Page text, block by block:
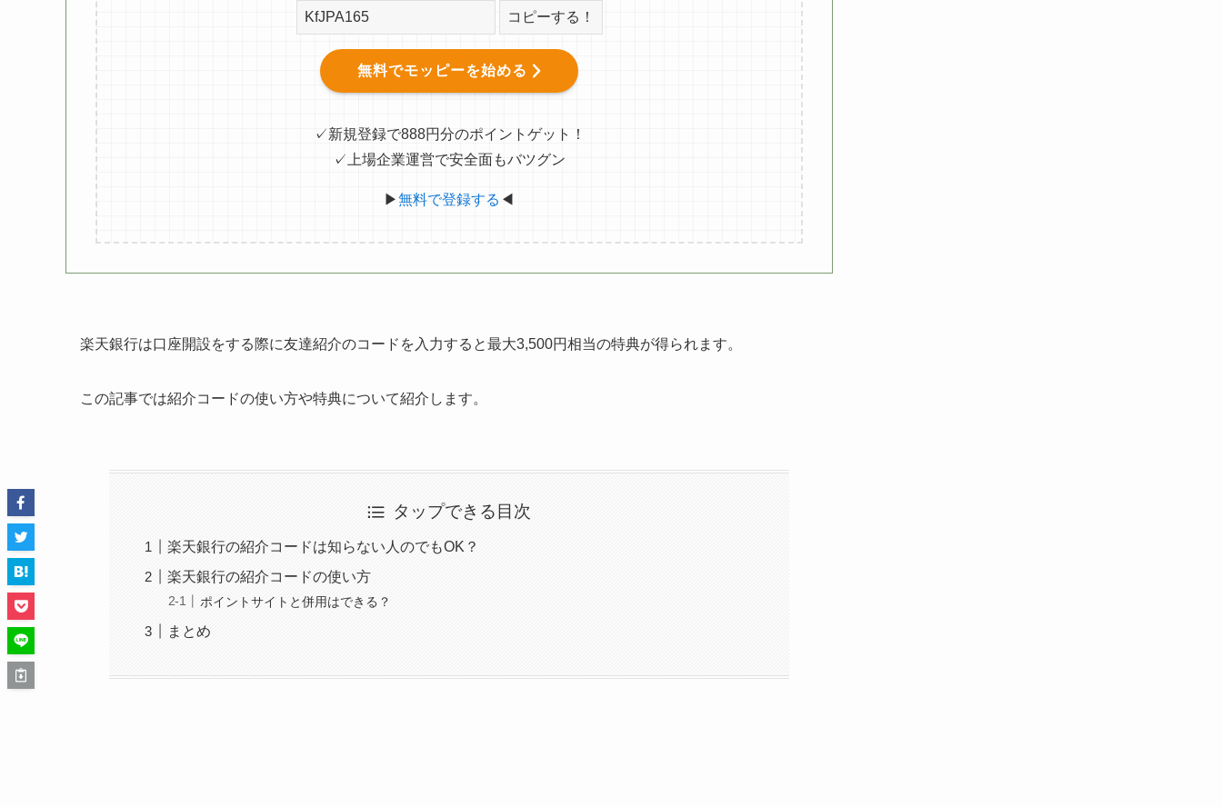
コピーする！
無料でモッピーを始める
✓新規登録で888円分のポイントゲット！
✓上場企業運営で安全面もバツグン
▶無料で登録する ◀
楽天銀行は口座開設をする際に友達紹介のコードを入力すると最大3,500円相当の特典が得られます。
この記事では紹介コードの使い方や特典について紹介します。
タップできる目次
楽天銀行の紹介コードは知らない人のでもOK？
楽天銀行の紹介コードの使い方
ポイントサイトと併用はできる？
まとめ